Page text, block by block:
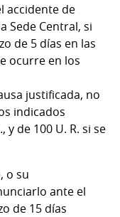
accidente de
Sede Central, si
de 5 días en las
ocurre en los
justificada, no
indicados
de 100 U. R. si se
o su
ante el
de 15 días